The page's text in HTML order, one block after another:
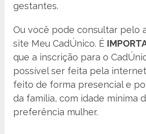
gestantes.
Ou você pode consultar pelo
site Meu CadÚnico. É
que a inscrição para o
possível ser feita pela
feito de forma presencial e
da família, com idade mínima
preferência mulher.